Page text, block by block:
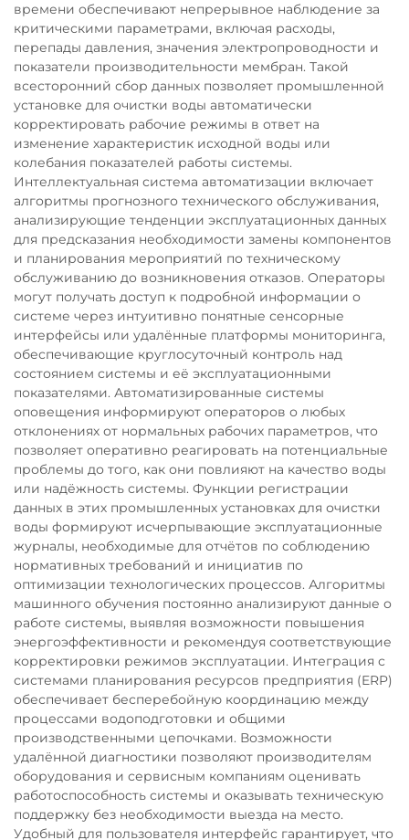
времени обеспечивают непрерывное наблюдение за
критическими параметрами, включая расходы,
перепады давления, значения электропроводности и
показатели производительности мембран. Такой
всесторонний сбор данных позволяет промышленной
установке для очистки воды автоматически
корректировать рабочие режимы в ответ на
изменение характеристик исходной воды или
колебания показателей работы системы.
Интеллектуальная система автоматизации включает
алгоритмы прогнозного технического обслуживания,
анализирующие тенденции эксплуатационных данных
для предсказания необходимости замены компонентов
и планирования мероприятий по техническому
обслуживанию до возникновения отказов. Операторы
могут получать доступ к подробной информации о
системе через интуитивно понятные сенсорные
интерфейсы или удалённые платформы мониторинга,
обеспечивающие круглосуточный контроль над
состоянием системы и её эксплуатационными
показателями. Автоматизированные системы
оповещения информируют операторов о любых
отклонениях от нормальных рабочих параметров, что
позволяет оперативно реагировать на потенциальные
проблемы до того, как они повлияют на качество воды
или надёжность системы. Функции регистрации
данных в этих промышленных установках для очистки
воды формируют исчерпывающие эксплуатационные
журналы, необходимые для отчётов по соблюдению
нормативных требований и инициатив по
оптимизации технологических процессов. Алгоритмы
машинного обучения постоянно анализируют данные о
работе системы, выявляя возможности повышения
энергоэффективности и рекомендуя соответствующие
корректировки режимов эксплуатации. Интеграция с
системами планирования ресурсов предприятия (ERP)
обеспечивает бесперебойную координацию между
процессами водоподготовки и общими
производственными цепочками. Возможности
удалённой диагностики позволяют производителям
оборудования и сервисным компаниям оценивать
работоспособность системы и оказывать техническую
поддержку без необходимости выезда на место.
Удобный для пользователя интерфейс гарантирует, что